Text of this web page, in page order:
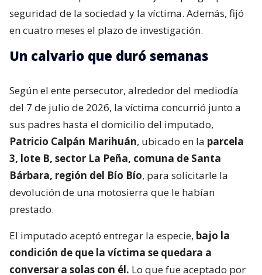
seguridad de la sociedad y la víctima. Además, fijó
en cuatro meses el plazo de investigación.
Un calvario que duró semanas
Según el ente persecutor, alrededor del mediodía
del 7 de julio de 2026, la víctima concurrió junto a
sus padres hasta el domicilio del imputado,
Patricio Calpán Marihuán, ubicado en la parcela
3, lote B, sector La Peña, comuna de Santa
Bárbara, región del Bío Bío, para solicitarle la
devolución de una motosierra que le habían
prestado.
El imputado aceptó entregar la especie, bajo la
condición de que la víctima se quedara a
conversar a solas con él. Lo que fue aceptado por